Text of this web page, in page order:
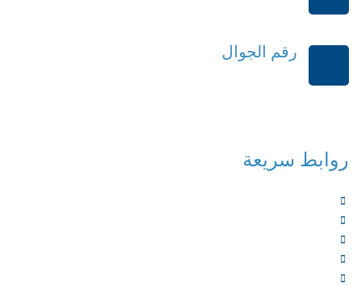
رقم الجوال
روابط سريعة